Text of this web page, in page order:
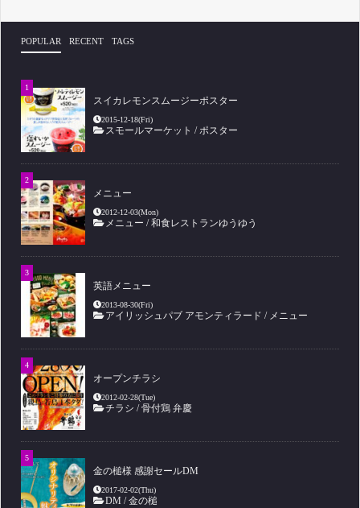
POPULAR RECENT TAGS
スイカレモンスムージーポスター
2015-12-18(Fri)
スモールマーケット /ポスター
メニュー
2012-12-03(Mon)
メニュー /和食レストランゆうゆう
英語メニュー
2013-08-30(Fri)
アイリッシュパブ アモンティラード / メニュー
オープンチラシ
2012-02-28(Tue)
チラシ /骨付鶏 弁慶
金の槌様 感謝セールDM
2017-02-02(Thu)
DM /金の槌